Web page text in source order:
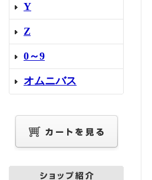
Y
Z
0～9
オムニバス